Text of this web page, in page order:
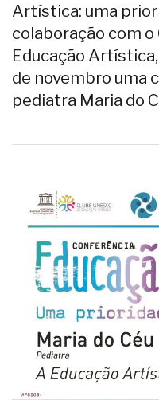
Artística: uma
colaboração com o
Educação
de novembro uma
pediatra Maria do